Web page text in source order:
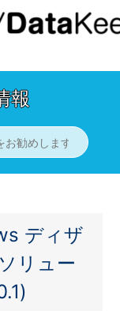
報
ディザ
リュー